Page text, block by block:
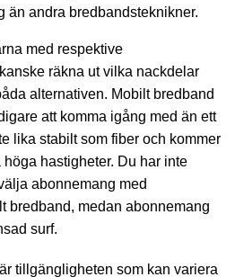
än andra bredbandsteknikner.
med respektive
räkna ut vilka nackdelar
alternativen. Mobilt bredband
att komma igång med än ett
lika stabilt som fiber och kommer
hastigheter. Du har inte
abonnemang med
bredband, medan abonnemang
surf.
tillgängligheten som kan variera